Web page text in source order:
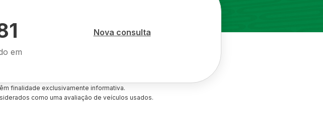
em
Nova consulta
finalidade exclusivamente informativa.
como uma avaliação de veículos usados.